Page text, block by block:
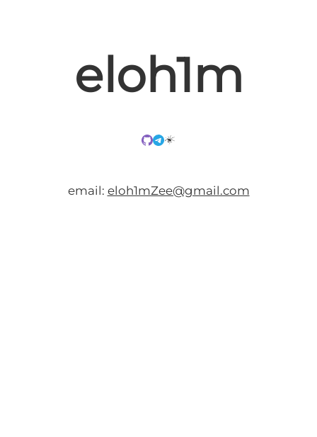
eloh1m
email: eloh1mZee@gmail.com